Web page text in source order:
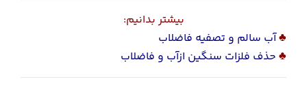
بیشتر بدانیم:
♣آب سالم و تصفیه فاضلاب
♣ حذف فلزات سنگین ازآب و فاضلاب